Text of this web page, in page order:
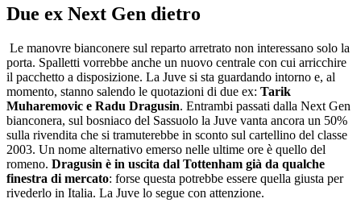
Due ex Next Gen dietro
Le manovre bianconere sul reparto arretrato non interessano solo la
porta. Spalletti vorrebbe anche un nuovo centrale con cui arricchire
il pacchetto a disposizione. La Juve si sta guardando intorno e, al
momento, stanno salendo le quotazioni di due ex: Tarik
Muharemovic e Radu Dragusin. Entrambi passati dalla Next Gen
bianconera, sul bosniaco del Sassuolo la Juve vanta ancora un 50%
sulla rivendita che si tramuterebbe in sconto sul cartellino del classe
2003. Un nome alternativo emerso nelle ultime ore è quello del
romeno. Dragusin è in uscita dal Tottenham già da qualche
finestra di mercato: forse questa potrebbe essere quella giusta per
rivederlo in Italia. La Juve lo segue con attenzione.